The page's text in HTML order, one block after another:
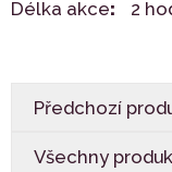
Délka akce
2
Předchozí
Všechny